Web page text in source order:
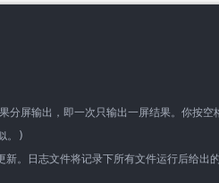
屏输出，即一次只输出一屏结果。你按
。)
。日志文件将记录下所有文件运行后给出